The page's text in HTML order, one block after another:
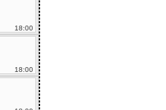
18:00
18:00